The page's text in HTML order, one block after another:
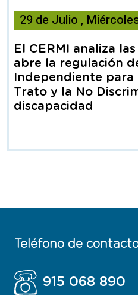
noticia
Articulo
29 de Julio ,
El CERMI analiza
abre la regulación
Independiente para
Trato y la No
discapacidad
Teléfono de
915 068 890